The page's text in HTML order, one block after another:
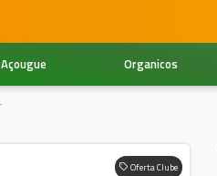
Organicos
Açougue
Oferta Clube